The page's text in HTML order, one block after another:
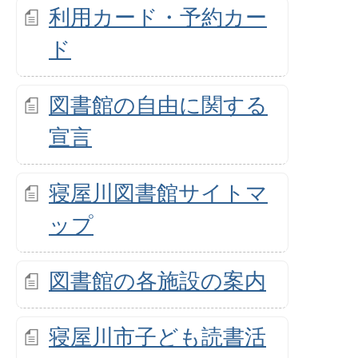
利用カード・予約カー
ド
図書館の自由に関する
宣言
寝屋川図書館サイトマ
ップ
図書館の各施設の案内
寝屋川市子ども読書活